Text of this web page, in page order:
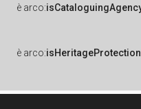
è arco:
è arco: